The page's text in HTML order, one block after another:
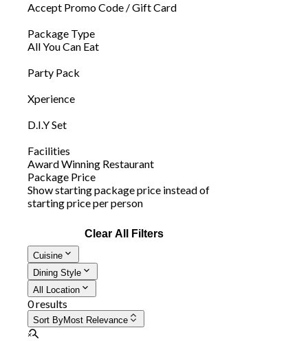
Accept Promo Code / Gift Card
Package Type
All You Can Eat
Party Pack
Xperience
D.I.Y Set
Facilities
Award Winning Restaurant
Package Price
Show starting package price instead of
starting price per person
Clear All Filters
Cuisine
Dining Style
All Location
0 results
Sort ByMost Relevance